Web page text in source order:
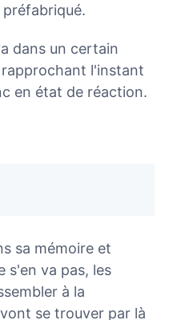
dans un certain
l'instant
en état de réaction.
sa mémoire et
s'en va pas, les
à la
se trouver par là